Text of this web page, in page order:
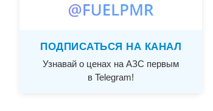
ПОДПИСАТЬСЯ НА КАНАЛ
Узнавай о ценах на АЗС первым
в Telegram!